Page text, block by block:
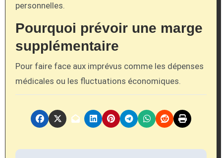
personnelles.
Pourquoi prévoir une marge
supplémentaire
Pour faire face aux imprévus comme les dépenses
médicales ou les fluctuations économiques.